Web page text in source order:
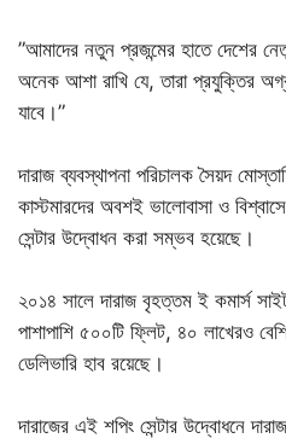
”আমাদের নতুন প্রজন্মের হাতে দেশের
অনেক আশা রাখি যে, তারা প্রযুক্তির
যাবে।”
দারাজ ব্যবস্থাপনা পরিচালক সৈয়দ
কাস্টমারদের অবশই ভালোবাসা ও
সেন্টার উদ্বোধন করা সম্ভব হয়েছে।
২০১৪ সালে দারাজ বৃহত্তম ই কমার্স
পাশাপাশি ৫০০টি ফ্লিট, ৪০ লাখেরও
ডেলিভারি হাব রয়েছে।
দারাজের এই শপিং সেন্টার উদ্বোধনে